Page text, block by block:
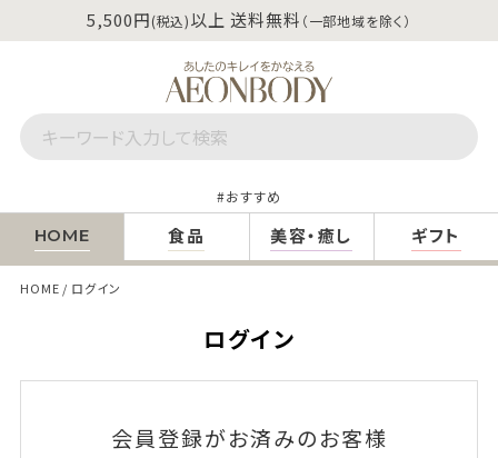
5,500円(税込)以上 送料無料 （一部地域を除く）
おすすめ
HOME 食品 美容・癒し ギフト
HOME ログイン
ログイン
会員登録がお済みのお客様